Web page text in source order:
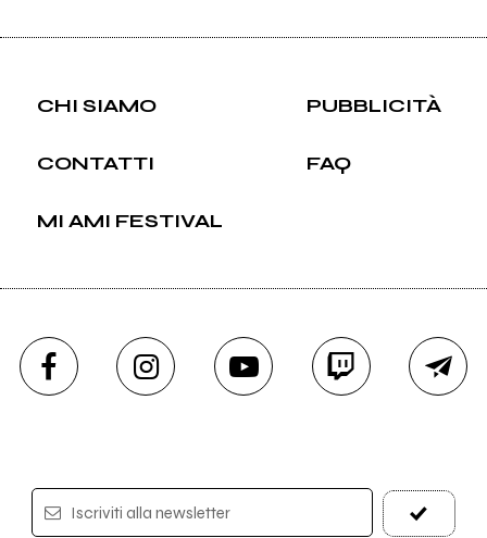
CHI SIAMO PUBBLICITÀ
CONTATTI FAQ
MI AMI FESTIVAL
Iscriviti alla newsletter